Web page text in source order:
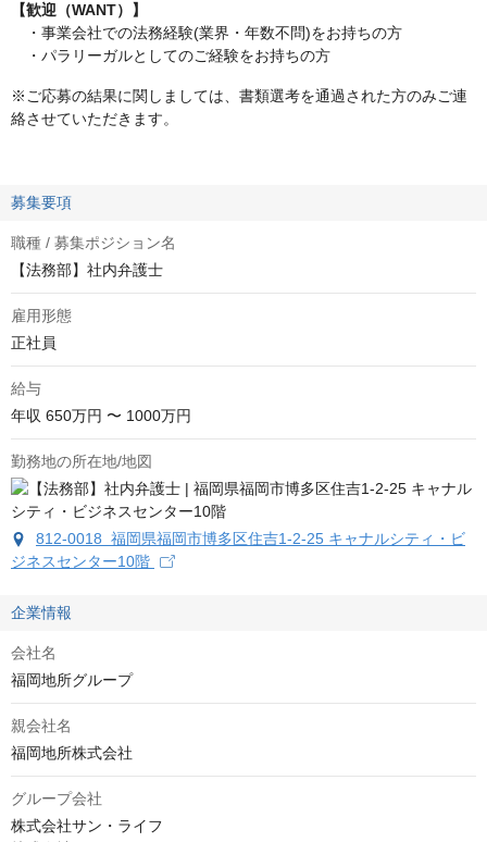
【歓迎（WANT）】
・事業会社での法務経験(業界・年数不問)をお持ちの方
・パラリーガルとしてのご経験をお持ちの方
※ご応募の結果に関しましては、書類選考を通過された方のみご連
絡させていただきます。
募集要項
職種 / 募集ポジション名
【法務部】社内弁護士
雇用形態
正社員
給与
年収 650万円 〜 1000万円
勤務地の所在地/地図
812-0018 福岡県福岡市博多区住吉1-2-25 キャナルシティ・ビ
ジネスセンター10階
企業情報
会社名
福岡地所グループ
親会社名
福岡地所株式会社
グループ会社
株式会社サン・ライフ